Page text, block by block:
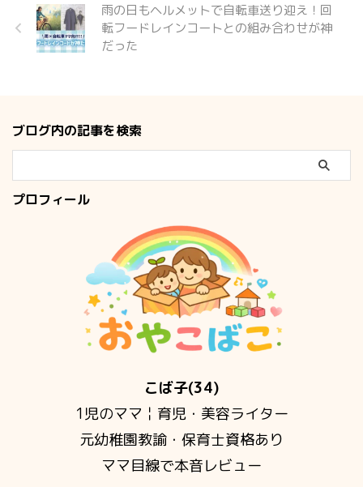
雨の日もヘルメットで自転車送り迎え！回
転フードレインコートとの組み合わせが神
だった
ブログ内の記事を検索
プロフィール
こば子(34)
1児のママ￤育児・美容ライター
元幼稚園教諭・保育士資格あり
ママ目線で本音レビュー